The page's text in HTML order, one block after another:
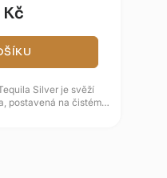
Silver je svěží
postavená na čistém